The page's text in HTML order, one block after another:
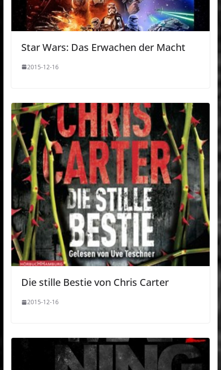
Star Wars: Das Erwachen der Macht
2015-12-16
Die stille Bestie von Chris Carter
2015-12-16